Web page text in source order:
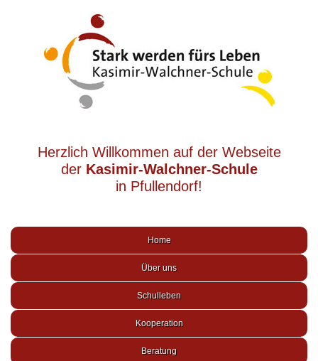
Herzlich Willkommen auf der Webseite
der Kasimir-Walchner-Schule
in Pfullendorf!
Home
Über uns
Schulleben
Kooperation
Beratung